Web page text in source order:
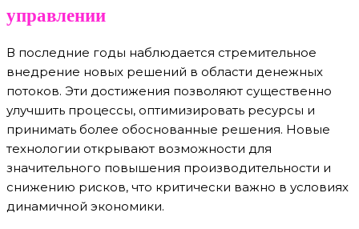
управлении
В последние годы наблюдается стремительное
внедрение новых решений в области денежных
потоков. Эти достижения позволяют существенно
улучшить процессы, оптимизировать ресурсы и
принимать более обоснованные решения. Новые
технологии открывают возможности для
значительного повышения производительности и
снижению рисков, что критически важно в условиях
динамичной экономики.